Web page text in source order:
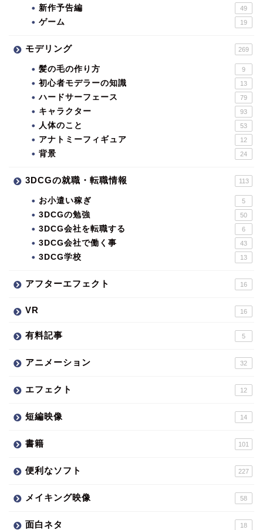
新作予告編 49
ゲーム 19
モデリング 269
髪の毛の作り方 9
初心者モデラーの知識 13
ハードサーフェース 79
キャラクター 93
人体のこと 53
アナトミーフィギュア 12
背景 24
3DCGの就職・転職情報 113
お小遣い稼ぎ 5
3DCGの勉強 50
3DCG会社を転職する 6
3DCG会社で働く事 43
3DCG学校 13
アフターエフェクト 16
VR 16
有料記事 5
アニメーション 32
エフェクト 12
短編映像 14
書籍 101
便利なソフト 227
メイキング映像 58
面白ネタ 18